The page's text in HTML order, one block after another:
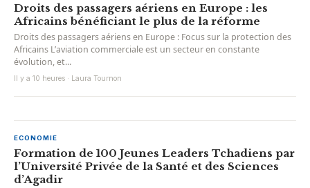
Droits des passagers aériens en Europe : les
Africains bénéficiant le plus de la réforme
Droits des passagers aériens en Europe : Focus sur la protection des
Africains L’aviation commerciale est un secteur en constante
évolution, et...
Il y a 10 heures · Laura Tournon
ECONOMIE
Formation de 100 Jeunes Leaders Tchadiens par
l’Université Privée de la Santé et des Sciences
d’Agadir